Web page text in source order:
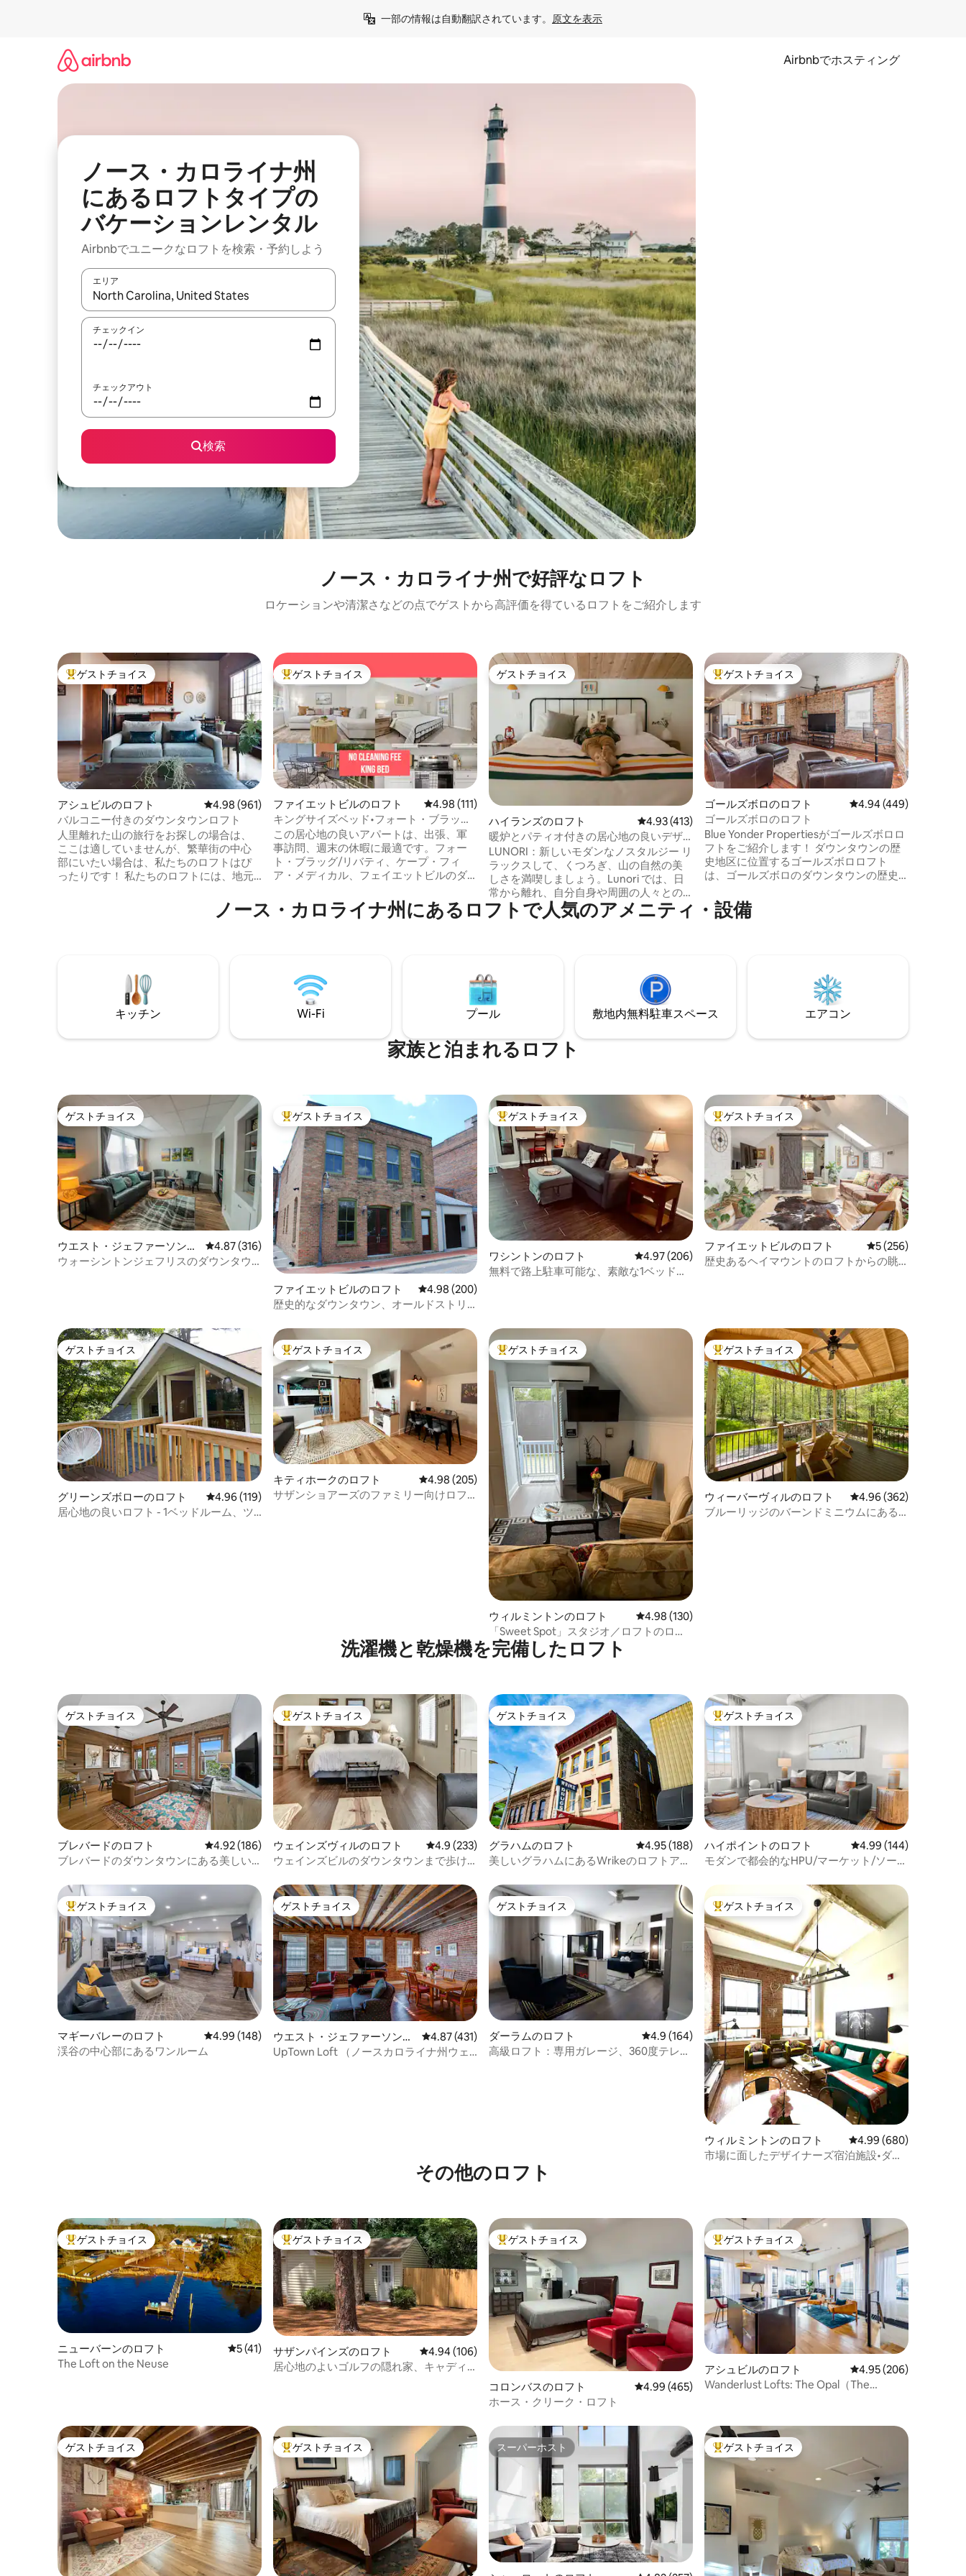
一部の情報は自動翻訳されています。 原文を表示
Airbnbでホスティング
ノース・カロライナ州
にあるロフトタイプの
バケーションレンタル
Airbnbでユニークなロフトを検索・予約しよう
エリア
検索結果が表示されたら、上下の矢印キーを使って移動するか、画面をタッチまたはスワイプして検索結果を確認することができます。
チェックイン
チェックアウト
検索
ノース・カロライナ州で好評なロフト
ロケーションや清潔さなどの点でゲストから高評価を得ているロフトをご紹介します
大好評のゲストチョイスです。
ゲストチョイス
アシュビルのロフト レビュー961件、5つ星中4.98つ星の平均評価
4.98 (961)
バルコニー付きのダウンタウンロフト
人里離れた山の旅行をお探しの場合は、
ここは適していませんが、繁華街の中心
部にいたい場合は、私たちのロフトはぴ
ったりです！ 私たちのロフトには、地元
井、そしてむき出しのレンガがありま
す。 私たちはダウンタウンの中心部に位
ンは特に夜は賑やかで、地元のファンク
バンドを見ることができます。ドラムサ
ークルに行って、遅くまで寝てから、階
下でマッサージを受けることができま
るダウンタウンの豪華なロフト。 座って
供 Sling TV、Netflix、ローカルチャンネル
付きHDTV ワイヤレススピーカー シーリ
ー・ポスチュアペディック・マットレス
付きの引き出し式ソファ メモリーフォー
ム・マットレスと枕付きクイーンサイズ
ベッド 洗濯機と乾燥機 私たちは近くのア
ッシュビルに住んでいますが、建物には
住んでいませんが、ご不明な点がござい
ましたら、お気軽にお問い合わせくださ
い。 この家はダウンタウンにあり、便利
です。活気あるアシュビルの文化がすぐ
近くにあります。 受賞歴のあるレストラ
ンやベーカリーで食事をし、地元の醸造
ングに行く場合を除き、運転する必要は
ありません。 レキシントンアベニューと
ヘイウッド通りの間に位置するこのロフ
トは、パックスクエアとビルトモアアベ
ニューまで徒歩1分、グローブアーケード
とウォールストリートまで徒歩3分です。
タクシーとUberは常時走行しています。
事前の承認があれば犬を入れることがで
きます。 建物にはエレベーターがありま
す。 建物の入り口には、安全なキーパッ
ドコードアクセスがあります。 寝室はコ
ンドミニアムの内部にあり、ポケットド
アでリビングエリアと窓から部屋を分け
ています。 アシュビルのダウンタウンは
騒がしい場合があり、ほとんどの夜に音
大好評のゲストチョイスです。
ゲストチョイス
ファイエットビルのロフト レビュー111件、5つ星中4.98つ星の平均評価
4.98 (111)
キングサイズベッド•フォート・ブラッグ
とi95まで数分•パティオ
この居心地の良いアパートは、出張、軍
事訪問、週末の休暇に最適です。フォー
ト・ブラッグ/リバティ、ケープ・フィ
ア・メディカル、フェイエットビルのダ
でも、このお部屋は快適さ、プライバシ
ー、利便性を考慮して設計されていま
リネンを備え🛏た快適なキングサイズベ
ッド 🚗 無料の専用駐車場と手間のかから
ないセルフチェックイン
ゲストチョイス
ゲストチョイス
ハイランズのロフト レビュー413件、5つ星中4.93つ星の平均評価
4.93 (413)
暖炉とパティオ付きの居心地の良いデザ
イナーズロフト | Lunori 2
LUNORI：新しいモダンなノスタルジー リ
ラックスして、くつろぎ、山の自然の美
しさを満喫しましょう。Lunori では、日
常から離れ、自分自身や周囲の人々との
つながりを取り戻すのに役立つ、究極の
リラクゼーション体験をご用意していま
メニティ・設備が備わっています。 ---
Instagramで@lunoriを必ずフォローし、
最新情報や特別オファーをお届けするメ
ーリングリストにもぜひご登録くださ
大好評のゲストチョイスです。
ゲストチョイス
ゴールズボロのロフト レビュー449件、5つ星
4.94 (449)
ゴールズボロのロフト
Blue Yonder Propertiesがゴールズボロロ
フトをご紹介します！ ダウンタウンの歴
史地区に位置するゴールズボロロフト
は、ゴールズボロのダウンタウンの歴史
製品と仕上げを提供しています。この特
定の住居は総面積2320平方フィートで、
人気バー、ゴールズボロ・ブリューワー
クスの上にあります。街でワクワクする
夜をお楽しみください！
ノース・カロライナ州にあるロフトで人気のアメニティ・設備
キッチン Wi-Fi プール 敷地内無料駐⁠車ス⁠ペ⁠ー⁠ス エアコン
家族と泊まれるロフト
ゲストチョイス
ゲストチョイス
ウエスト・ジェファーソンの
ロフト
レビュー316件、5つ星中4.87つ星の平均評価
4.87 (316)
ウォーシントンジェフリスのダウンタウ
大好評のゲストチョイスです。
ゲストチョイス
ファイエットビルのロフト レビュー200件、5つ星中4.98つ星の平均評価
4.98 (200)
歴史的なダウンタウン、オールドストリ
大好評のゲストチョイスです。
ゲストチョイス
ワシントンのロフト レビュー206件、5つ星中4.97つ星の平均評価
4.97 (206)
無料で路上駐車可能な、素敵な1ベッドル
大好評のゲストチョイスです。
ゲストチョイス
ファイエットビルのロフト レビュー256件、5
5 (256)
歴史あるヘイマウントのロフトからの眺
ゲストチョイス
ゲストチョイス
グリーンズボローのロフト レビュー119件、5つ星中4.96つ星の平均評価
4.96 (119)
居心地の良いロフト - 1ベッドルーム、ツ
大好評のゲストチョイスです。
ゲストチョイス
キティホークのロフト レビュー205件、5つ星中4.98つ星の平均評価
4.98 (205)
サザンショアーズのファミリー向けロフ
大好評のゲストチョイスです。
ゲストチョイス
ウィルミントンのロフト レビュー130件、5つ星中4.98つ星の平均評価
4.98 (130)
「Sweet Spot」スタジオ／ロフトのロケ
地
大好評のゲストチョイスです。
ゲストチョイス
ウィーバーヴィルのロフト レビュー362件、5つ星
4.96 (362)
ブルーリッジのバーンドミニウムにある
洗濯機と乾燥機を完備したロフト
ゲストチョイス
ゲストチョイス
ブレバードのロフト レビュー186件、5つ星中4.92つ星の平均評価
4.92 (186)
ブレバードのダウンタウンにある美しい
大好評のゲストチョイスです。
ゲストチョイス
ウェインズヴィルのロフト レビュー233件、5つ星中4.9つ星の平均評価
4.9 (233)
ウェインズビルのダウンタウンまで歩け
ゲストチョイス
ゲストチョイス
グラハムのロフト レビュー188件、5つ星中4.95つ星の平均評価
4.95 (188)
美しいグラハムにあるWrikeのロフトアパ
大好評のゲストチョイスです。
ゲストチョイス
ハイポイントのロフト レビュー144件、5つ
4.99 (144)
モダンで都会的なHPU/マーケット/ソーシ
大好評のゲストチョイスです。
ゲストチョイス
マギーバレーのロフト レビュー148件、5つ星中4.99つ星の平均評価
4.99 (148)
渓谷の中心部にあるワンルーム
ゲストチョイス
ゲストチョイス
ウエスト・ジェファーソンの
ロフト
レビュー431件、5つ星中4.87つ星の平均評価
4.87 (431)
UpTown Loft （ノースカロライナ州ウェ
ゲストチョイス
ゲストチョイス
ダーラムのロフト レビュー164件、5つ星中4.9つ星の平均評価
4.9 (164)
高級ロフト：専用ガレージ、360度テレ
大好評のゲストチョイスです。
ゲストチョイス
ウィルミントンのロフト レビュー680件、5つ星
4.99 (680)
市場に面したデザイナーズ宿泊施設•ダウ
その他のロフト
大好評のゲストチョイスです。
ゲストチョイス
ニューバーンのロフト レビュー41件、5つ星中5つ星の平均評価
5 (41)
The Loft on the Neuse
大好評のゲストチョイスです。
ゲストチョイス
サザンパインズのロフト レビュー106件、5つ星中4.94つ星の平均評価
4.94 (106)
居心地のよいゴルフの隠れ家、キャディ
大好評のゲストチョイスです。
ゲストチョイス
コロンバスのロフト レビュー465件、5つ星中4.99つ星の平均評価
4.99 (465)
ホース・クリーク・ロフト
大好評のゲストチョイスです。
ゲストチョイス
アシュビルのロフト レビュー206件、5つ星
4.95 (206)
Wanderlust Lofts: The Opal（The
ゲストチョイス
ゲストチョイス 大好評のゲストチョイスです。
ゲストチョイス スーパーホスト
スーパーホスト 大好評のゲストチョイスです。
ゲストチョイス